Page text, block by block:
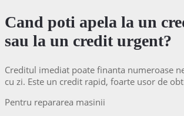
Cand poti apela la un
sau la un credit urgent?
Creditul imediat poate finanta numeroase
cu zi. Este un credit rapid, foarte usor de
Pentru repararea masinii